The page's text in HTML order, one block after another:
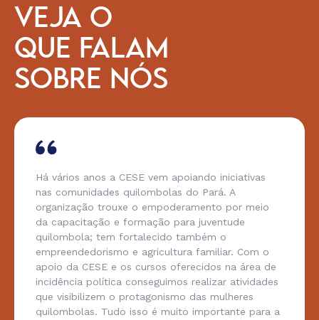
VEJA O
QUE FALAM
SOBRE NÓS
Há vários anos a CESE vem apoiando iniciativas
nas comunidades quilombolas do Pará. A
organização trouxe o empoderamento por meio
da capacitação e formação para juventude
quilombola; tem fortalecido também o
empreendedorismo e agricultura familiar. Com o
apoio da CESE e os cursos oferecidos na área de
incidência política conseguimos realizar atividades
que visibilizem o protagonismo das mulheres
quilombolas. Tudo isso é muito importante para a